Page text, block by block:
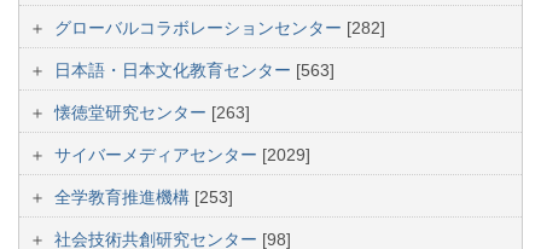
グローバルコラボレーションセンター [282]
日本語・日本文化教育センター [563]
懐徳堂研究センター [263]
サイバーメディアセンター [2029]
全学教育推進機構 [253]
社会技術共創研究センター [98]